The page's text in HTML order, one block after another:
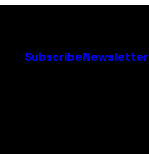
Subscribe Newsletter